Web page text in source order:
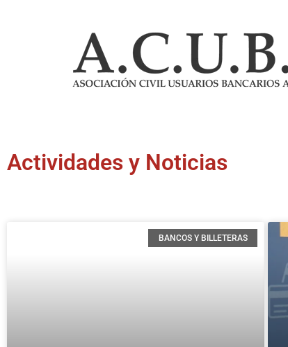
Actividades y Noticias
BANCOS Y BILLETERAS